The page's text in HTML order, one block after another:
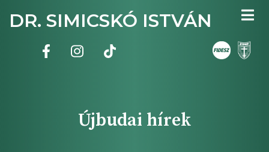
tartalomra
DR. SIMICSKÓ ISTVÁN
Újbudai hírek